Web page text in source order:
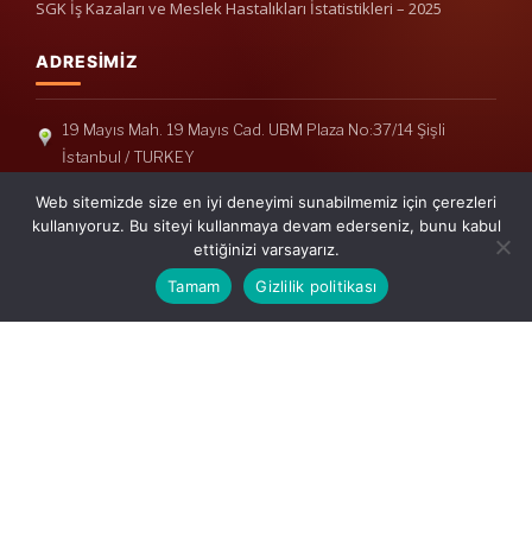
SGK İş Kazaları ve Meslek Hastalıkları İstatistikleri – 2025
ADRESIMIZ
19 Mayıs Mah. 19 Mayıs Cad. UBM Plaza No:37/14 Şişli
İstanbul / TURKEY
Telefon: +90(212) 240 33 39
Telefon: +90(212) 248 19 36
info@erisymm.com
Web sitemizde size en iyi deneyimi sunabilmemiz için çerezleri
kullanıyoruz. Bu siteyi kullanmaya devam ederseniz, bunu kabul
ettiğinizi varsayarız.
Tamam
Gizlilik politikası